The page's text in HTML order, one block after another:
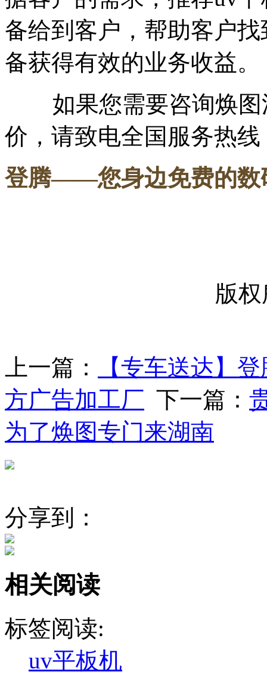
备给到客户，帮助客户
备获得有效的业务收益。
如果您需要咨询焕图
价，请致电全国服务热线
登腾——您身边免费的数
版
上一篇：
【专车送达】
方广告加工厂 下一篇：
为了焕图专门来湖南
分享到：
相关阅读
标签阅读:
uv平板机